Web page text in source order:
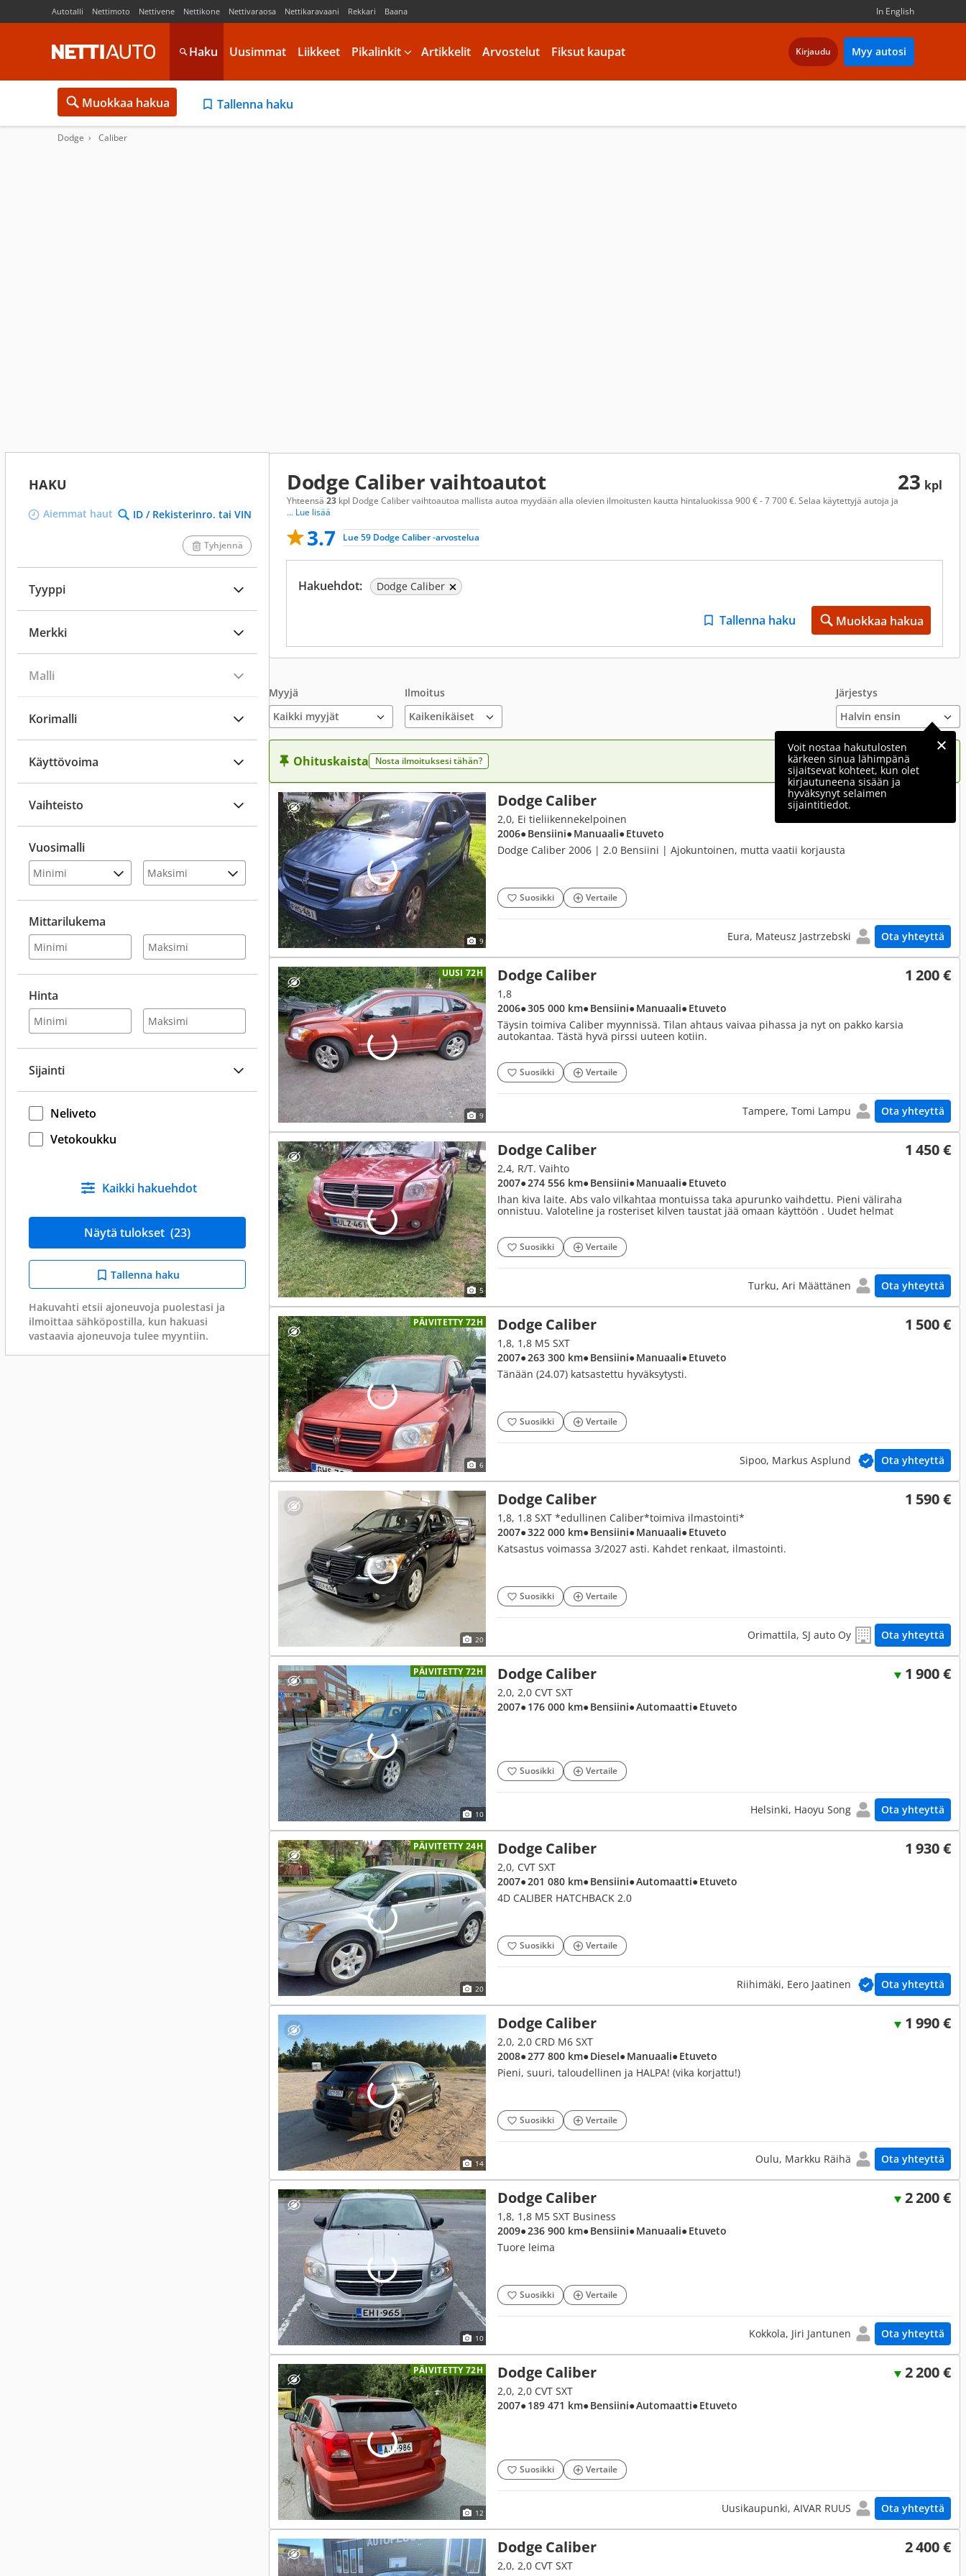
Autotalli Nettimoto Nettivene Nettikone Nettivaraosa Nettikaravaani Rekkari Baana In English
Haku Uusimmat Liikkeet Pikalinkit Artikkelit Arvostelut Fiksut kaupat Kirjaudu Myy autosi
Muokkaa hakua Tallenna haku
Dodge Caliber
HAKU
Aiemmat haut ID / Rekisterinro. tai VIN
Tyhjennä
Tyyppi
Merkki
Malli
Korimalli
Käyttövoima
Vaihteisto
Vuosimalli
Mittarilukema
Hinta
Sijainti
Neliveto
Vetokoukku
Kaikki hakuehdot
Näytä tulokset (23)
Tallenna haku
Hakuvahti etsii ajoneuvoja puolestasi ja
ilmoittaa sähköpostilla, kun hakuasi
vastaavia ajoneuvoja tulee myyntiin.
23 kpl
Dodge Caliber vaihtoautot
Yhteensä 23 kpl Dodge Caliber vaihtoautoa mallista autoa myydään alla olevien ilmoitusten kautta hintaluokissa 900 € - 7 700 €. Selaa käytettyjä autoja ja
... Lue lisää
3.7 Lue 59 Dodge Caliber -arvostelua
Hakuehdot: Dodge Caliber
Tallenna haku Muokkaa hakua
Myyjä
Kaikki myyjät
Ilmoitus Järjestys
Voit nostaa hakutulosten
kärkeen sinua lähimpänä
sijaitsevat kohteet, kun olet
kirjautuneena sisään ja
hyväksynyt selaimen
sijaintitiedot.
Ohituskaista Nosta ilmoituksesi tähän?
9
Dodge Caliber
2,0, Ei tieliikennekelpoinen
2006● Bensiini● Manuaali● Etuveto
Dodge Caliber 2006 | 2.0 Bensiini | Ajokuntoinen, mutta vaatii korjausta
Suosikki Vertaile
Eura, Mateusz Jastrzebski Ota yhteyttä
UUSI 72H
9
Dodge Caliber 1 200 €
1,8
2006● 305 000 km● Bensiini● Manuaali● Etuveto
Täysin toimiva Caliber myynnissä. Tilan ahtaus vaivaa pihassa ja nyt on pakko karsia
autokantaa. Tästä hyvä pirssi uuteen kotiin.
Suosikki Vertaile
Tampere, Tomi Lampu Ota yhteyttä
5
Dodge Caliber 1 450 €
2,4, R/T. Vaihto
2007● 274 556 km● Bensiini● Manuaali● Etuveto
Ihan kiva laite. Abs valo vilkahtaa montuissa taka apurunko vaihdettu. Pieni väliraha
onnistuu. Valoteline ja rosteriset kilven taustat jää omaan käyttöön . Uudet helmat
Suosikki Vertaile
Turku, Ari Määttänen Ota yhteyttä
PÄIVITETTY 72H
6
Dodge Caliber 1 500 €
1,8, 1,8 M5 SXT
2007● 263 300 km● Bensiini● Manuaali● Etuveto
Tänään (24.07) katsastettu hyväksytysti.
Suosikki Vertaile
Sipoo, Markus Asplund Ota yhteyttä
20
Dodge Caliber 1 590 €
1,8, 1.8 SXT *edullinen Caliber*toimiva ilmastointi*
2007● 322 000 km● Bensiini● Manuaali● Etuveto
Katsastus voimassa 3/2027 asti. Kahdet renkaat, ilmastointi.
Suosikki Vertaile
Orimattila, SJ auto Oy Ota yhteyttä
PÄIVITETTY 72H
10
Dodge Caliber 1 900 €
2,0, 2,0 CVT SXT
2007● 176 000 km● Bensiini● Automaatti● Etuveto
Suosikki Vertaile
Helsinki, Haoyu Song Ota yhteyttä
PÄIVITETTY 24H
20
Dodge Caliber 1 930 €
2,0, CVT SXT
2007● 201 080 km● Bensiini● Automaatti● Etuveto
4D CALIBER HATCHBACK 2.0
Suosikki Vertaile
Riihimäki, Eero Jaatinen Ota yhteyttä
14
Dodge Caliber 1 990 €
2,0, 2,0 CRD M6 SXT
2008● 277 800 km● Diesel● Manuaali● Etuveto
Pieni, suuri, taloudellinen ja HALPA! (vika korjattu!)
Suosikki Vertaile
Oulu, Markku Räihä Ota yhteyttä
10
Dodge Caliber 2 200 €
1,8, 1,8 M5 SXT Business
2009● 236 900 km● Bensiini● Manuaali● Etuveto
Tuore leima
Suosikki Vertaile
Kokkola, Jiri Jantunen Ota yhteyttä
PÄIVITETTY 72H
12
Dodge Caliber 2 200 €
2,0, 2,0 CVT SXT
2007● 189 471 km● Bensiini● Automaatti● Etuveto
Suosikki Vertaile
Uusikaupunki, AIVAR RUUS Ota yhteyttä
Dodge Caliber 2 400 €
2,0, 2,0 CVT SXT